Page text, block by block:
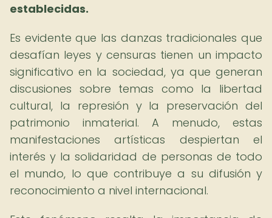
establecidas.
Es evidente que las danzas tradicionales que
desafían leyes y censuras tienen un impacto
significativo en la sociedad, ya que generan
discusiones sobre temas como la libertad
cultural, la represión y la preservación del
patrimonio inmaterial. A menudo, estas
manifestaciones artísticas despiertan el
interés y la solidaridad de personas de todo
el mundo, lo que contribuye a su difusión y
reconocimiento a nivel internacional.